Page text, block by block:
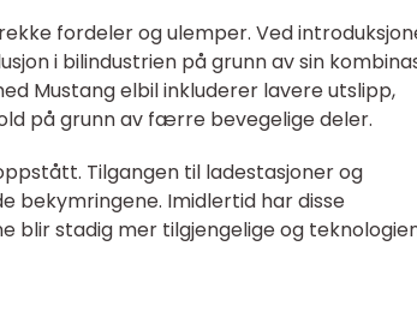
fordeler og ulemper. Ved
i bilindustrien på grunn av sin
Mustang elbil inkluderer lavere utslipp,
på grunn av færre bevegelige deler.
Tilgangen til ladestasjoner og
bekymringene. Imidlertid har disse
blir stadig mer tilgjengelige og